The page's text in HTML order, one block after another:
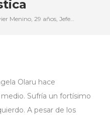
Menino, 29 años, Jefe…
Olaru hace
Sufría un fortísimo
A pesar de los